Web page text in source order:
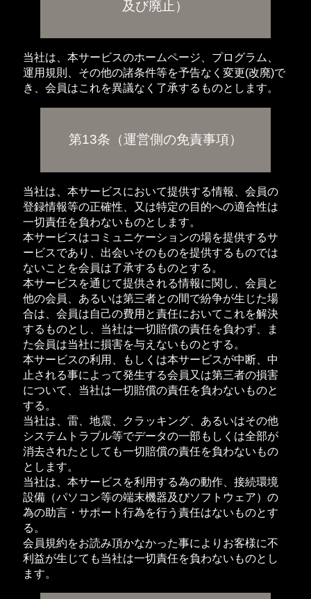
及び廃止）
当社は、本サービスのホームページ、プログラム、
運用規則、その他の諸条件等を予告なく変更(改廃)で
き、会員はこれを異議なく了承するものとします。
第13条（運営側の免責事項）
当社は、本サービスにおいて提供する情報、会員の
登録情報等の正確性、又は特定の目的への適合性は
一切責任を負わないものとします。
本サービスはコミュニケーションの場を提供するサ
ービスであり、出会いそのものを提供するものでは
ないことを会員は了承するものとする。
本サービスを通じて提供される情報に関し、会員と
他の会員、あるいは第三者との間で紛争が生じた場
合は、会員は自己の費用と責任においてこれを解決
するものとし、当社は一切賠償の責任を負わず、ま
た会員は当社に損害を与えないものとする。
本サービスの利用、もしくは本サービスが中断、中
止される事によって発生する会員又は第三者の損害
について、当社は一切賠償の責任を負わないものと
する。
当社は、雷、地震、クラッキング、あるいはその他
システムトラブル等でデータの一部もしくは全部が
消去されたとしても一切賠償の責任を負わないもの
とします。
当社は、本サービスを利用する為の動作、接続環境
設備（パソコン等の端末機器及びソフトウェア）の
為の助言・サポート行為を行う責任はないものとす
る。
会員規約をお読み頂かなかった事によりお客様に不
利益が生じても当社は一切責任を負わないものとし
ます。